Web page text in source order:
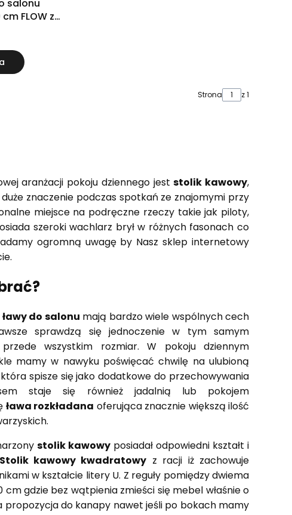
salonu
FLOW z
na
Strona z 1
aranżacji pokoju dziennego jeststolik kawowy,
znaczenie podczas spotkań ze znajomymi przy
miejsce na podręczne rzeczy takie jak piloty,
szeroki wachlarz brył w różnych fasonach co
ogromną uwagę by Nasz sklep internetowy
ławy do salonu mają bardzo wiele wspólnych cech
sprawdzą się jednoczenie w tym samym
wszystkim rozmiar. W pokoju dziennym
mamy w nawyku poświęcać chwilę na ulubioną
spisze się jako dodatkowe do przechowywania
staje się również jadalnią lub pokojem
ława rozkładana oferująca znacznie większą ilość
stolik kawowyposiadał odpowiedni kształt i
Stolik kawowy kwadratowy z racji iż zachowuje
w kształcie litery U. Z reguły pomiędzy dwiema
gdzie bez wątpienia zmieści się mebel właśnie o
propozycja do kanapy nawet jeśli po bokach mamy